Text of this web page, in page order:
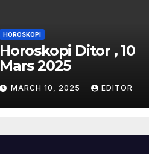
HOROSKOPI
Horoskopi Ditor , 10
Mars 2025
MARCH 10, 2025 EDITOR